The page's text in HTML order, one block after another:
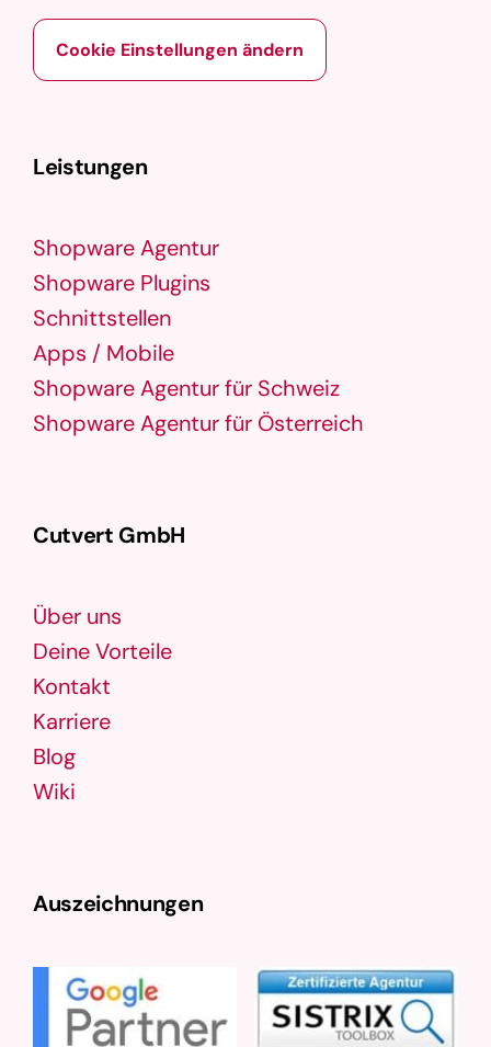
Cookie Einstellungen ändern
Leistungen
Shopware Agentur
Shopware Plugins
Schnittstellen
Apps / Mobile
Shopware Agentur für Schweiz
Shopware Agentur für Österreich
Cutvert GmbH
Über uns
Deine Vorteile
Kontakt
Karriere
Blog
Wiki
Auszeichnungen